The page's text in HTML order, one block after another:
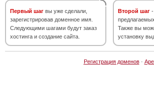
Первый шаг вы уже сделали,
зарегистрировав доменное имя.
Следующими шагами будут заказ
хостинга и создание сайта.
Второй шаг -
Также вы
установку
Регистрация доменов·